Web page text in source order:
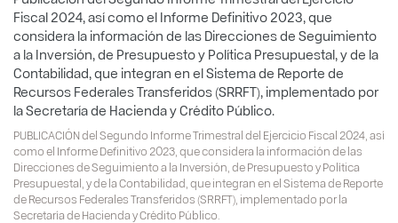
Fiscal 2024, así como el Informe Definitivo 2023, que
considera la información de las Direcciones de Seguimiento
a la Inversión, de Presupuesto y Política Presupuestal, y de la
Contabilidad, que integran en el Sistema de Reporte de
Recursos Federales Transferidos (SRRFT), implementado por
la Secretaría de Hacienda y Crédito Público.
PUBLICACIÓN del Segundo Informe Trimestral del Ejercicio Fiscal 2024, así
como el Informe Definitivo 2023, que considera la información de las
Direcciones de Seguimiento a la Inversión, de Presupuesto y Política
Presupuestal, y de la Contabilidad, que integran en el Sistema de Reporte
de Recursos Federales Transferidos (SRRFT), implementado por la
Secretaría de Hacienda y Crédito Público.